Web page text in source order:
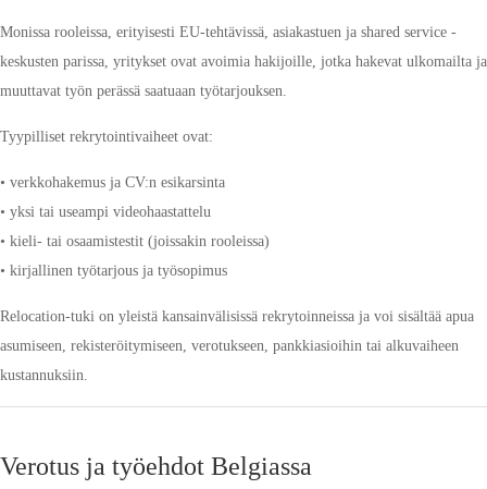
Monissa rooleissa, erityisesti EU-tehtävissä, asiakastuen ja shared service -
keskusten parissa, yritykset ovat avoimia hakijoille, jotka hakevat ulkomailta ja
muuttavat työn perässä saatuaan työtarjouksen.
Tyypilliset rekrytointivaiheet ovat:
• verkkohakemus ja CV:n esikarsinta
• yksi tai useampi videohaastattelu
• kieli- tai osaamistestit (joissakin rooleissa)
• kirjallinen työtarjous ja työsopimus
Relocation-tuki on yleistä kansainvälisissä rekrytoinneissa ja voi sisältää apua
asumiseen, rekisteröitymiseen, verotukseen, pankkiasioihin tai alkuvaiheen
kustannuksiin.
Verotus ja työehdot Belgiassa